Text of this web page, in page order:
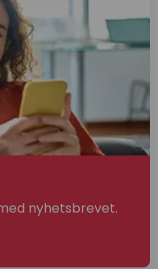
nyhetsbrevet.